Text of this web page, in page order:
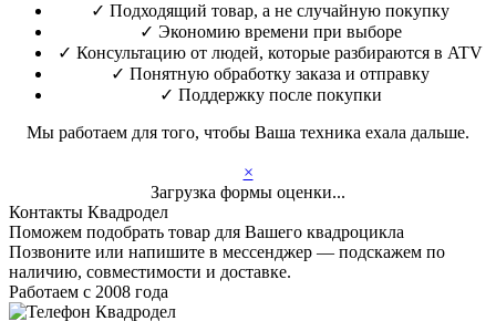
✓ Подходящий товар, а не случайную покупку
✓ Экономию времени при выборе
✓ Консультацию от людей, которые разбираются в ATV
✓ Понятную обработку заказа и отправку
✓ Поддержку после покупки
Мы работаем для того, чтобы Ваша техника ехала дальше.
×
Загрузка формы оценки...
Контакты Квадродел
Поможем подобрать товар для Вашего квадроцикла
Позвоните или напишите в мессенджер — подскажем по
наличию, совместимости и доставке.
Работаем с 2008 года